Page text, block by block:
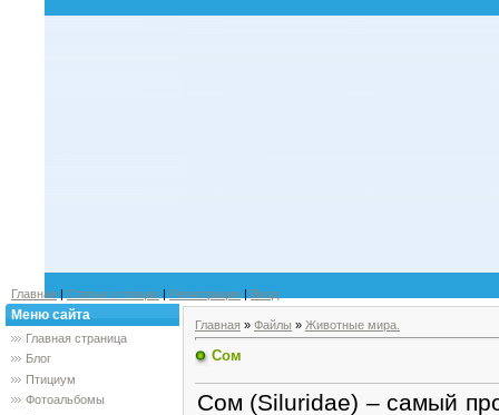
Главная | Статьи о птицах | Регистрация | Вход
Меню сайта
Главная страница
Блог
Птициум
Фотоальбомы
Главная » Файлы » Животные мира.
Сом
Сом (Siluridae) – самый